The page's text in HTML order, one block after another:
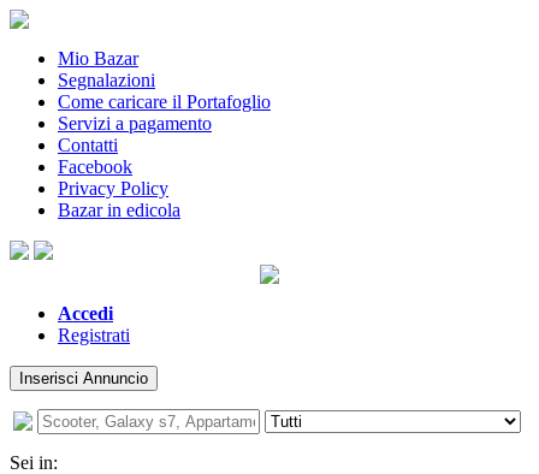
Mio Bazar
Segnalazioni
Come caricare il Portafoglio
Servizi a pagamento
Contatti
Facebook
Privacy Policy
Bazar in edicola
Accedi
Registrati
Inserisci Annuncio
Sei in: